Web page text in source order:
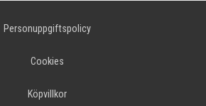
Personuppgiftspolicy
Cookies
Köpvillkor